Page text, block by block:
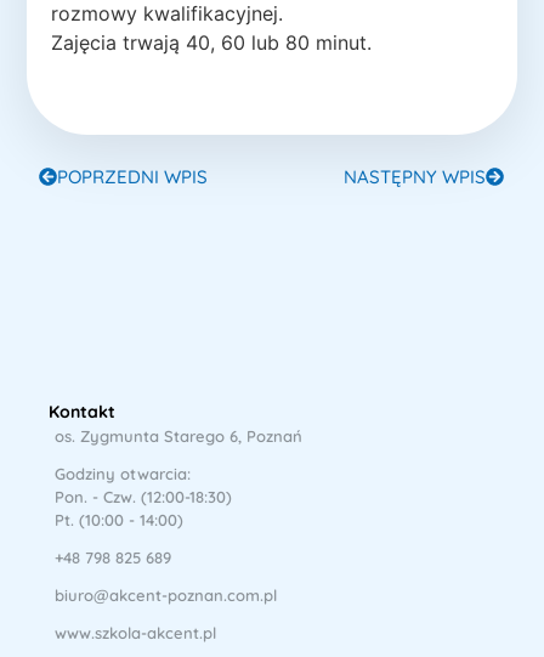
rozmowy kwalifikacyjnej.
Zajęcia trwają 40, 60 lub 80 minut.
POPRZEDNI WPIS NASTĘPNY WPIS
Kontakt
os. Zygmunta Starego 6, Poznań
Godziny otwarcia:
Pon. - Czw. (12:00-18:30)
Pt. (10:00 - 14:00)
+48 798 825 689
biuro@akcent-poznan.com.pl
www.szkola-akcent.pl